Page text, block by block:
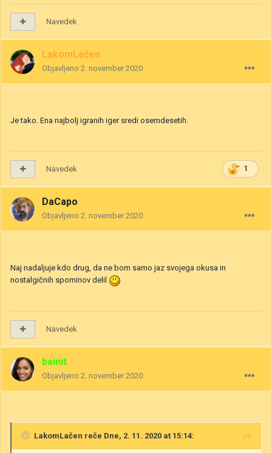
Navedek
LakomLačen
Objavljeno 2. november 2020
Je tako. Ena najbolj igranih iger sredi osemdesetih.
1
Navedek
DaCapo
Objavljeno 2. november 2020
Naj nadaljuje kdo drug, da ne bom samo jaz svojega okusa in
nostalgičnih spominov delil
Navedek
bainit
Objavljeno 2. november 2020
LakomLačen reče Dne, 2. 11. 2020 at 15:14: